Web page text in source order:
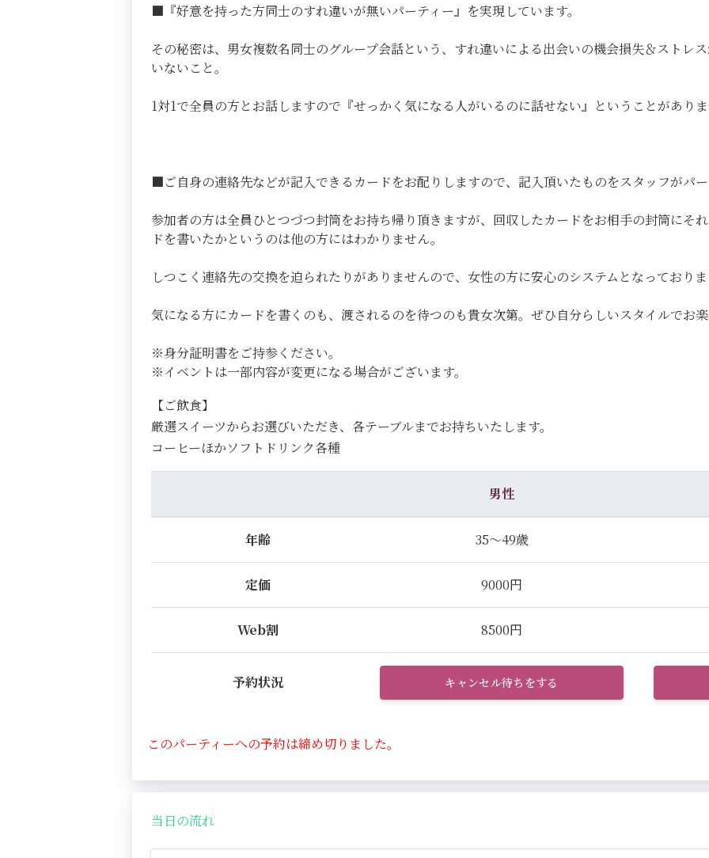
■『好意を持った方同士のすれ違いが無いパーティー』を実現しています。
その秘密は、男女複数名同士のグループ会話という、すれ違いによる出会いの機会損失＆ストレ
いないこと。
1対1で全員の方とお話しますので『せっかく気になる人がいるのに話せない』ということがあり
■ご自身の連絡先などが記入できるカードをお配りしますので、記入頂いたものをスタッフがパ
参加者の方は全員ひとつづつ封筒をお持ち帰り頂きますが、回収したカードをお相手の封筒にそ
ドを書いたかというのは他の方にはわかりません。
しつこく連絡先の交換を迫られたりがありませんので、女性の方に安心のシステムとなっており
気になる方にカードを書くのも、渡されるのを待つのも貴女次第。ぜひ自分らしいスタイルでお
※身分証明書をご持参ください。
※イベントは一部内容が変更になる場合がございます。
【ご飲食】
厳選スイーツからお選びいただき、各テーブルまでお持ちいたします。
コーヒーほかソフトドリンク各種
男性
年齢 35～49歳
定価 9000円
Web割 8500円
予約状況 キャンセル待ちをする
このパーティーへの予約は締め切りました。
当日の流れ